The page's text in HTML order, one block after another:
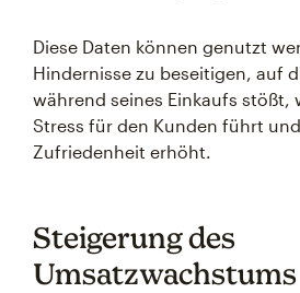
Diese Daten können genutzt
Hindernisse zu beseitigen, auf
während seines Einkaufs stößt,
Stress für den Kunden führt
Zufriedenheit erhöht.
Steigerung des
Umsatzwachstums